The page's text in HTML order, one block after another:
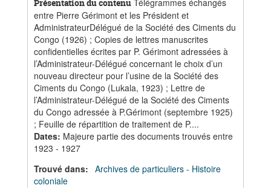
Présentation du contenu Télégrammes échangés
entre Pierre Gérimont et les Président et
AdministrateurDélégué de la Société des Ciments du
Congo (1926) ; Copies de lettres manuscrites
confidentielles écrites par P. Gérimont adressées à
l’Administrateur-Délégué concernant le choix d’un
nouveau directeur pour l’usine de la Société des
Ciments du Congo (Lukala, 1923) ; Lettre de
l’Administrateur-Délégué de la Société des Ciments
du Congo adressée à P.Gérimont (septembre 1925)
; Feuille de répartition de traitement de P....
Dates: Majeure partie des documents trouvés entre
1923 - 1927
Trouvé dans: Archives de particuliers - Histoire
coloniale